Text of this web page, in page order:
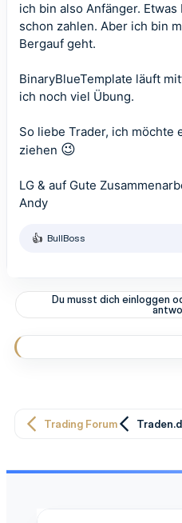
ich bin also Anfänger.
schon zahlen. Aber ich bin
Bergauf geht.
BinaryBlueTemplate läuft
ich noch viel Übung.
So liebe Trader, ich möchte
ziehen 😉
LG & auf Gute
Andy
R
t
o
n
n
BullBoss
Du musst dich einloggen
Trading Forum